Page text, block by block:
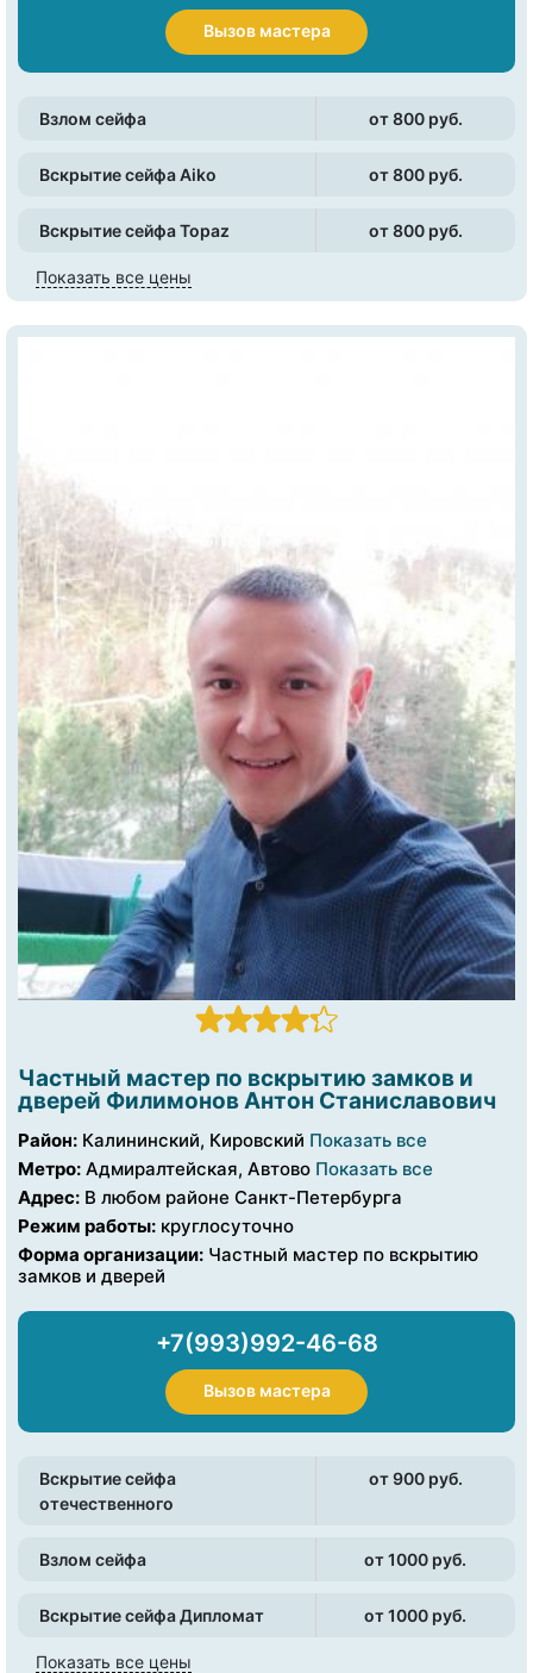
Вызов мастера
Взлом сейфа от 800 pуб.
Вскрытие сейфа Aiko от 800 pуб.
Вскрытие сейфа Topaz от 800 pуб.
Показать все цены
Частный мастер по вскрытию замков и
дверей Филимонов Антон Станиславович
Район: Калининский, Кировский Показать все
Метро: Адмиралтейская, Автово Показать все
Адрес: В любом районе Санкт-Петербурга
Режим работы: круглосуточно
Форма организации: Частный мастер по вскрытию
замков и дверей
+7(993)992-46-68
Вызов мастера
Вскрытие сейфа
отечественного
от 900 pуб.
Взлом сейфа от 1000 pуб.
Вскрытие сейфа Дипломат от 1000 pуб.
Показать все цены